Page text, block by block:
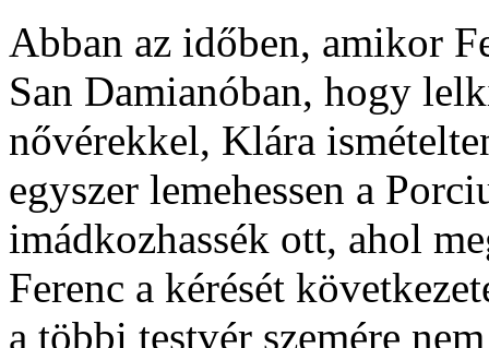
Abban az időben, amikor
San Damianóban, hogy
nővérekkel, Klára
egyszer lemehessen a
imádkozhassék ott, ahol
Ferenc a kérését
a többi testvér szemére